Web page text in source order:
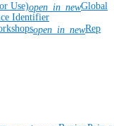
Use)open_in_newGlobal
Identifier
open_in_newRep